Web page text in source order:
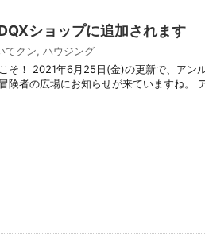
ショップに追加されます
てクン, ハウジング
そ！ 2021年6月25日(金)の更新で、アン
険者の広場にお知らせが来ていますね。